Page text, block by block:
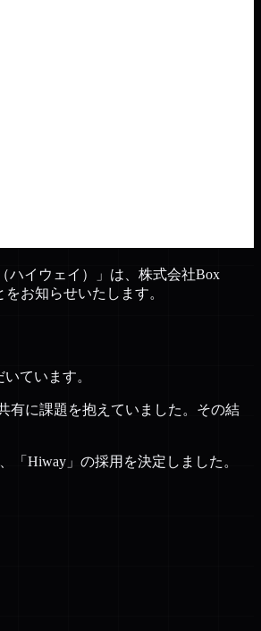
ハイウェイ）」は、株式会社Box
お知らせいたします。
ています。
有に課題を抱えていました。その結
「Hiway」の採用を決定しました。